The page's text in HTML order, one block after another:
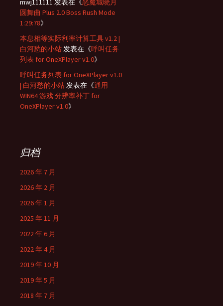
mwj111111 发表在《恶魔城晓月
圆舞曲 Plus 2.0 Boss Rush Mode
1:29:78》
本息相等实际利率计算工具 v1.2 |
白河愁的小站发表在《呼叫任务
列表 for OneXPlayer v1.0》
呼叫任务列表 for OneXPlayer v1.0
| 白河愁的小站发表在《通用
WIN64 游戏 分辨率补丁 for
OneXPlayer v1.0》
归档
2026 年 7 月
2026 年 2 月
2026 年 1 月
2025 年 11 月
2022 年 6 月
2022 年 4 月
2019 年 10 月
2019 年 5 月
2018 年 7 月